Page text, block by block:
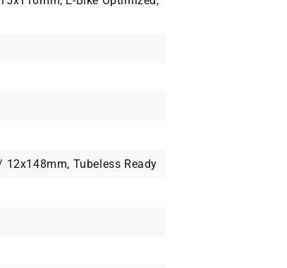
Tubeless Ready